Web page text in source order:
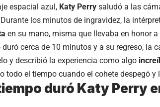
espacial azul, Katy Perry saludó a las
los minutos de ingravidez, la
en su mano, misma que llevaba en honor
cerca de 10 minutos y a su regreso, la
y describió la experiencia como algo
todo el tiempo cuando el cohete despegó
duró Katy Perry